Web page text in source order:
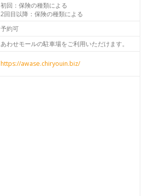
初回：保険の種類による
2回目以降：保険の種類による
予約可
あわせモールの駐車場をご利用いただけます。
https://awase.chiryouin.biz/